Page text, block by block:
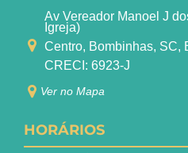
Av Vereador Manoel J
Igreja)
Centro, Bombinhas, SC,
CRECI: 6923-J
Ver no Mapa
HORÁRIOS